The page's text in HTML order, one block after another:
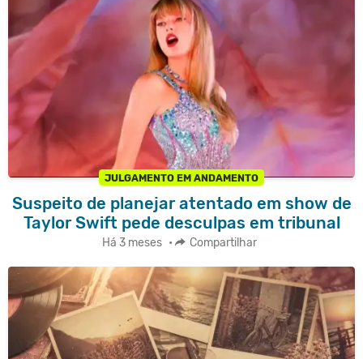
JULGAMENTO EM ANDAMENTO
Suspeito de planejar atentado em show de
Taylor Swift pede desculpas em tribunal
Há 3 meses • Compartilhar